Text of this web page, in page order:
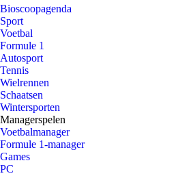
Bioscoopagenda
Sport
Voetbal
Formule 1
Autosport
Tennis
Wielrennen
Schaatsen
Wintersporten
Managerspelen
Voetbalmanager
Formule 1-manager
Games
PC